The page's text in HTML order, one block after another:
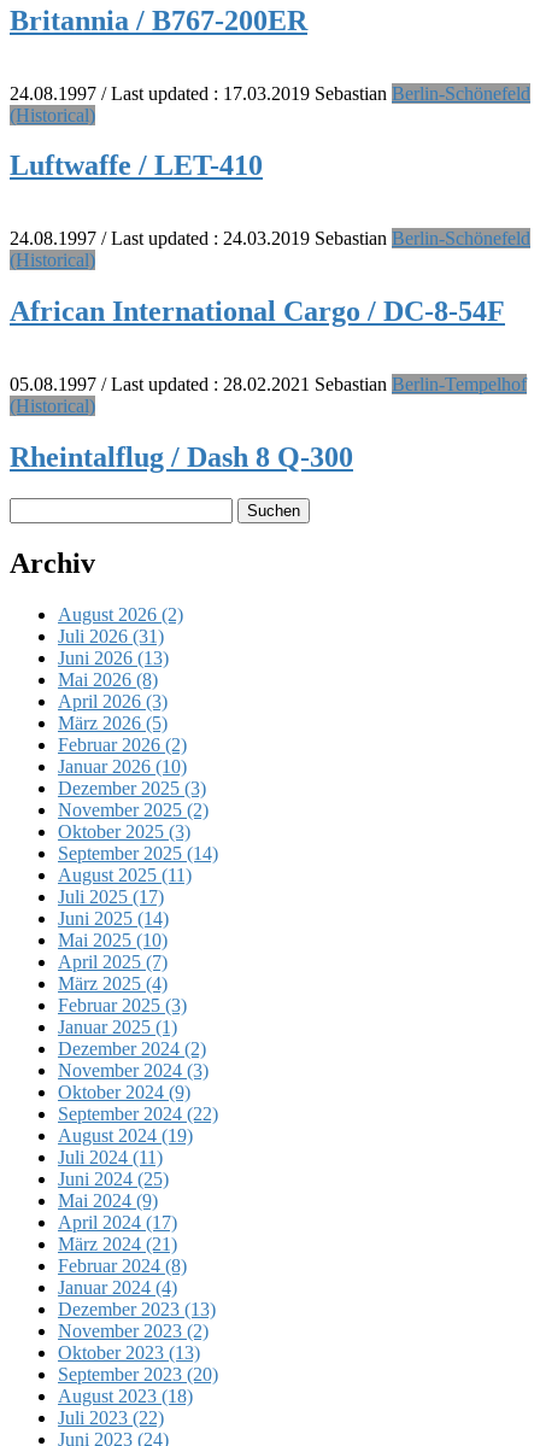
Britannia / B767-200ER
24.08.1997 / Last updated : 17.03.2019 Sebastian Berlin-Schönefeld
(Historical)
Luftwaffe / LET-410
24.08.1997 / Last updated : 24.03.2019 Sebastian Berlin-Schönefeld
(Historical)
African International Cargo / DC-8-54F
05.08.1997 / Last updated : 28.02.2021 Sebastian Berlin-Tempelhof
(Historical)
Rheintalflug / Dash 8 Q-300
nach:
Archiv
August 2026 (2)
Juli 2026 (31)
Juni 2026 (13)
Mai 2026 (8)
April 2026 (3)
März 2026 (5)
Februar 2026 (2)
Januar 2026 (10)
Dezember 2025 (3)
November 2025 (2)
Oktober 2025 (3)
September 2025 (14)
August 2025 (11)
Juli 2025 (17)
Juni 2025 (14)
Mai 2025 (10)
April 2025 (7)
März 2025 (4)
Februar 2025 (3)
Januar 2025 (1)
Dezember 2024 (2)
November 2024 (3)
Oktober 2024 (9)
September 2024 (22)
August 2024 (19)
Juli 2024 (11)
Juni 2024 (25)
Mai 2024 (9)
April 2024 (17)
März 2024 (21)
Februar 2024 (8)
Januar 2024 (4)
Dezember 2023 (13)
November 2023 (2)
Oktober 2023 (13)
September 2023 (20)
August 2023 (18)
Juli 2023 (22)
Juni 2023 (24)